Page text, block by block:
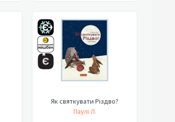
Як святкувати Різдво?
Паулі Л.